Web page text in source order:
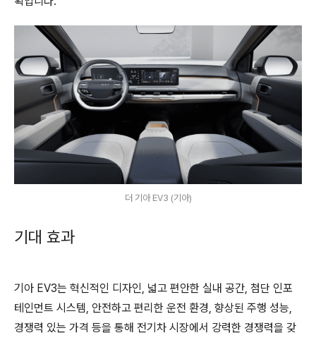
더 기아 EV3 (기아)
기대 효과
기아 EV3는 혁신적인 디자인, 넓고 편안한 실내 공간, 첨단 인포
테인먼트 시스템, 안전하고 편리한 운전 환경, 향상된 주행 성능,
경쟁력 있는 가격 등을 통해 전기차 시장에서 강력한 경쟁력을 갖